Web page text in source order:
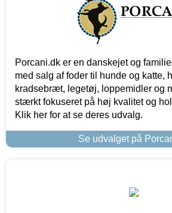
Porcani.dk er en danskejet og
med salg af foder til hunde og katte,
kradsebræt, legetøj, loppemidler og
stærkt fokuseret på høj kvalitet og
Klik her for at se deres udvalg.
Se udvalget på